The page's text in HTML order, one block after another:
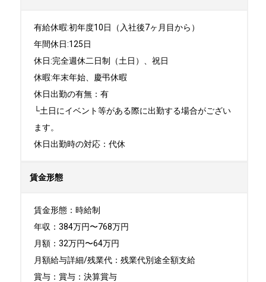
有給休暇:初年度10日（入社後7ヶ月目から）
年間休日:125日
休日:完全週休二日制（土日）、祝日
休暇:年末年始、慶弔休暇
休日出勤の有無：有
└土日にイベント等がある際に出勤する場合がござい
ます。
休日出勤時の対応：代休
賃金形態
賃金形態：時給制
年収：384万円〜768万円
月額：32万円〜64万円
月額給与詳細/残業代：残業代別途全額支給
賞与：賞与：決算賞与